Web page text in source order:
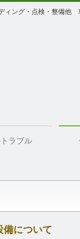
ング・点検・整備他
ラブル
備について